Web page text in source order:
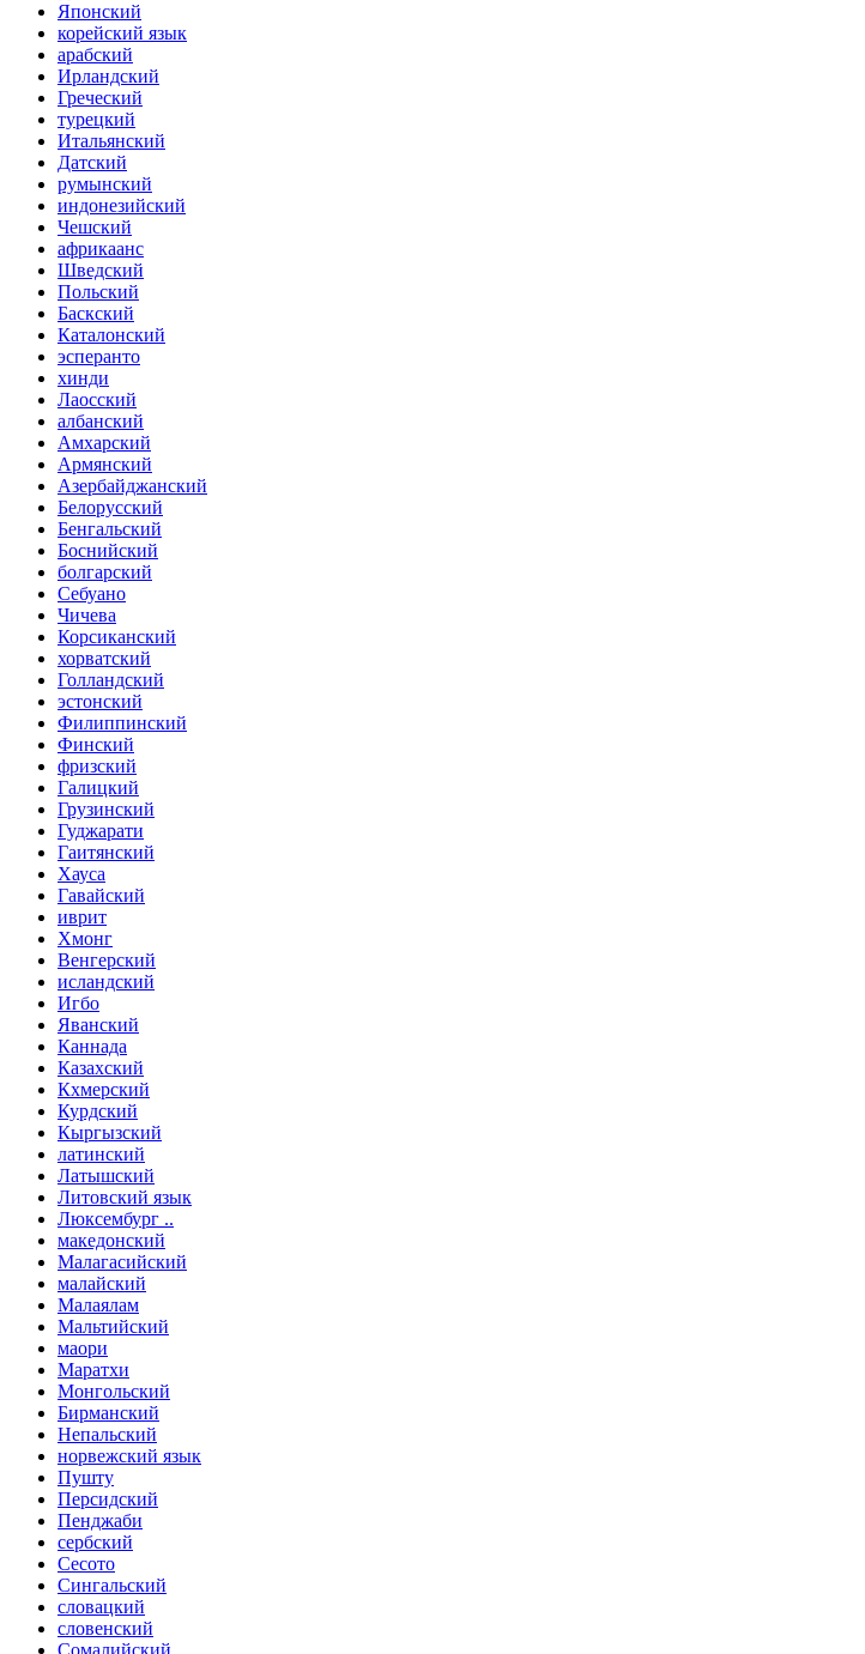
Японский
корейский язык
арабский
Ирландский
Греческий
турецкий
Итальянский
Датский
румынский
индонезийский
Чешский
африкаанс
Шведский
Польский
Баскский
Каталонский
эсперанто
хинди
Лаосский
албанский
Амхарский
Армянский
Азербайджанский
Белорусский
Бенгальский
Боснийский
болгарский
Себуано
Чичева
Корсиканский
хорватский
Голландский
эстонский
Филиппинский
Финский
фризский
Галицкий
Грузинский
Гуджарати
Гаитянский
Хауса
Гавайский
иврит
Хмонг
Венгерский
исландский
Игбо
Яванский
Каннада
Казахский
Кхмерский
Курдский
Кыргызский
латинский
Латышский
Литовский язык
Люксембург ..
македонский
Малагасийский
малайский
Малаялам
Мальтийский
маори
Маратхи
Монгольский
Бирманский
Непальский
норвежский язык
Пушту
Персидский
Пенджаби
сербский
Сесото
Сингальский
словацкий
словенский
Сомалийский